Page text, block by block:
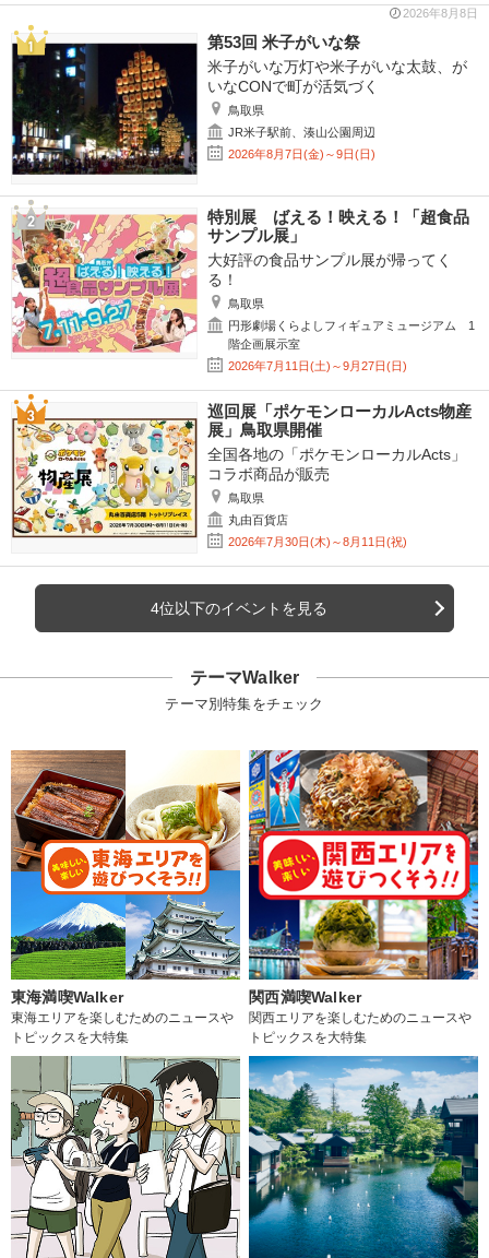
2026年8月8日
第53回 米子がいな祭
米子がいな万灯や米子がいな太鼓、が
いなCONで町が活気づく
鳥取県
JR米子駅前、湊山公園周辺
2026年8月7日(金)～9日(日)
特別展 ばえる！映える！「超食品
サンプル展」
大好評の食品サンプル展が帰ってく
る！
鳥取県
円形劇場くらよしフィギュアミュージアム 1
階企画展示室
2026年7月11日(土)～9月27日(日)
巡回展「ポケモンローカルActs物産
展」鳥取県開催
全国各地の「ポケモンローカルActs」
コラボ商品が販売
鳥取県
丸由百貨店
2026年7月30日(木)～8月11日(祝)
4位以下のイベントを見る
テーマWalker
テーマ別特集をチェック
東海満喫Walker
東海エリアを楽しむためのニュースや
トピックスを大特集
関西満喫Walker
関西エリアを楽しむためのニュースや
トピックスを大特集